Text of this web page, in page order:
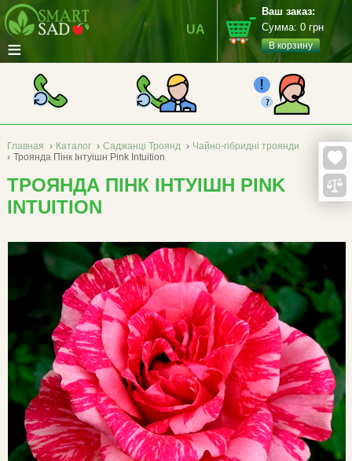
≡
UA
Ваш заказ:
Сумма: 0 грн
В корзину
Главная › Каталог › Саджанці Троянд › Чайно-гібридні троянди
› Троянда Пінк Інтуішн Pink Intuition
ТРОЯНДА ПІНК ІНТУІШН PINK
INTUITION